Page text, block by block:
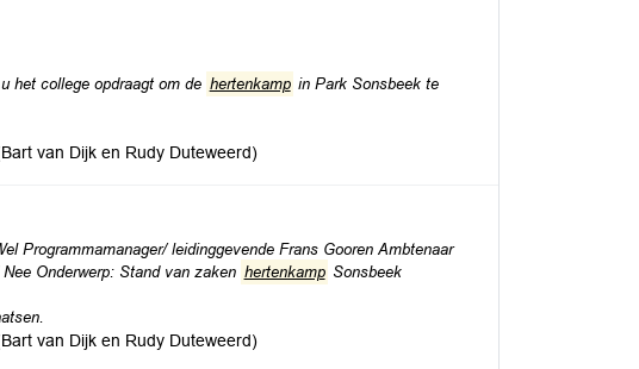
het college opdraagt om de hertenkamp in Park Sonsbeek te
van Dijk en Rudy Duteweerd)
Programmamanager/ leidinggevende Frans Gooren Ambtenaar
Onderwerp: Stand van zaken hertenkamp Sonsbeek
van Dijk en Rudy Duteweerd)